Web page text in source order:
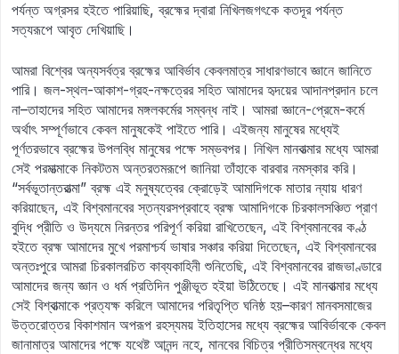
পর্যন্ত অগ্রসর হইতে পারিয়াছি, ব্রহ্মের দ্বারা নিখিলজগৎকে কতদূর পর্যন্ত
সত্যরূপে আবৃত দেখিয়াছি।
আমরা বিশ্বের অন্যসর্বত্র ব্রহ্মের আবির্ভাব কেবলমাত্র সাধারণভাবে জ্ঞানে জানিতে
পারি। জল-স্থল-আকাশ-গ্রহ-নক্ষত্রের সহিত আমাদের হৃদয়ের আদানপ্রদান চলে
না–তাহাদের সহিত আমাদের মঙ্গলকর্মের সম্বন্ধ নাই। আমরা জ্ঞানে-প্রেমে-কর্মে
অর্থাৎ সম্পূর্ণভাবে কেবল মানুষকেই পাইতে পারি। এইজন্য মানুষের মধ্যেই
পূর্ণতরভাবে ব্রহ্মের উপলব্ধি মানুষের পক্ষে সম্ভবপর। নিখিল মানবাত্মার মধ্যে আমরা
সেই পরমাত্মাকে নিকটতম অন্তরতমরূপে জানিয়া তাঁহাকে বারবার নমস্কার করি।
“সর্বভূতান্তরাত্মা” ব্রহ্ম এই মনুষ্যত্বের ক্রোড়েই আমাদিগকে মাতার ন্যায় ধারণ
করিয়াছেন, এই বিশ্বমানবের স্তন্যরসপ্রবাহে ব্রহ্ম আমাদিগকে চিরকালসঞ্চিত প্রাণ
বুদ্ধি প্রীতি ও উদ্যমে নিরন্তর পরিপূর্ণ করিয়া রাখিতেছেন, এই বিশ্বমানবের কণ্ঠ
হইতে ব্রহ্ম আমাদের মুখে পরমাশ্চর্য ভাষার সঞ্চার করিয়া দিতেছেন, এই বিশ্বমানবের
অন্তঃপুরে আমরা চিরকালরচিত কাব্যকাহিনী শুনিতেছি, এই বিশ্বমানবের রাজভাণ্ডারে
আমাদের জন্য জ্ঞান ও ধর্ম প্রতিদিন পুঞ্জীভূত হইয়া উঠিতেছে। এই মানবাত্মার মধ্যে
সেই বিশ্বাত্মাকে প্রত্যক্ষ করিলে আমাদের পরিতৃপ্তি ঘনিষ্ঠ হয়–কারণ মানবসমাজের
উত্তরোত্তর বিকাশমান অপরূপ রহস্যময় ইতিহাসের মধ্যে ব্রহ্মের আবির্ভাবকে কেবল
জানামাত্র আমাদের পক্ষে যথেষ্ট আনন্দ নহে, মানবের বিচিত্র প্রীতিসম্বন্ধের মধ্যে